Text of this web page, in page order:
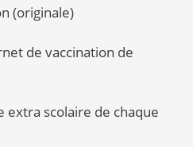
(originale)
de vaccination de
extra scolaire de chaque